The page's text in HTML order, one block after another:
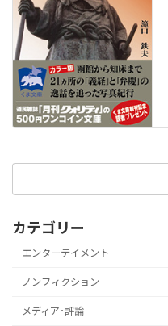
カテゴリー
エンターテイメント
ノンフィクション
メディア･評論